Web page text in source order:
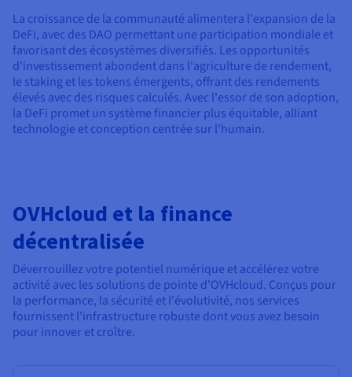
La croissance de la communauté alimentera l'expansion de la
DeFi, avec des DAO permettant une participation mondiale et
favorisant des écosystèmes diversifiés. Les opportunités
d'investissement abondent dans l'agriculture de rendement,
le staking et les tokens émergents, offrant des rendements
élevés avec des risques calculés. Avec l'essor de son adoption,
la DeFi promet un système financier plus équitable, alliant
technologie et conception centrée sur l'humain.
OVHcloud et la finance
décentralisée
Déverrouillez votre potentiel numérique et accélérez votre
activité avec les solutions de pointe d'OVHcloud. Conçus pour
la performance, la sécurité et l'évolutivité, nos services
fournissent l'infrastructure robuste dont vous avez besoin
pour innover et croître.